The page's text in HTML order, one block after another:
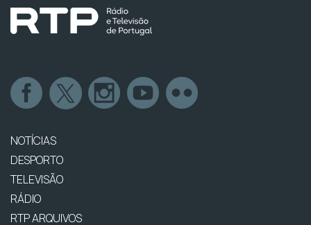
NOTÍCIAS
DESPORTO
TELEVISÃO
RÁDIO
RTP ARQUIVOS